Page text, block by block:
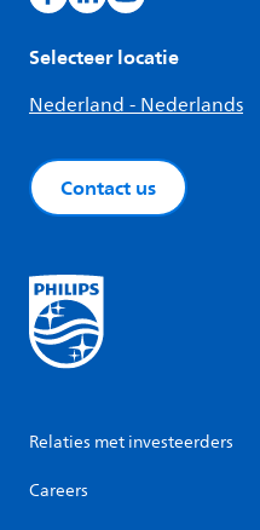
Selecteer locatie
Nederland - Nederlands
Contact us
Relaties met investeerders
Careers